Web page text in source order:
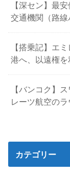
【深セン】最
交通機関（路
【搭乗記】エ
港へ、以遠権を
【バンコク】
レーツ航空の
カテゴリー